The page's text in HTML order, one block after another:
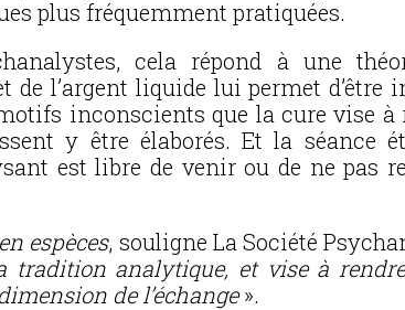
plus fréquemment pratiquées.
cela répond à une
de l’argent liquide lui permet
inconscients que la cure vise à
y être élaborés. Et la séance
est libre de venir ou de ne pas
espèces, souligne La Société
tradition analytique, et vise à
de l’échange».